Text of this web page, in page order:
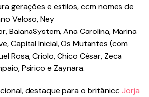
gerações e estilos, com nomes de
Veloso, Ney
BaianaSystem, Ana Carolina, Marina
Capital Inicial, Os Mutantes (com
Rosa, Criolo, Chico César, Zeca
Psirico e Zaynara.
destaque para o britânico Jorja